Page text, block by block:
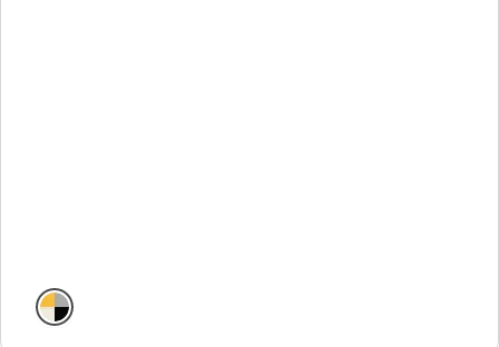
Klasik